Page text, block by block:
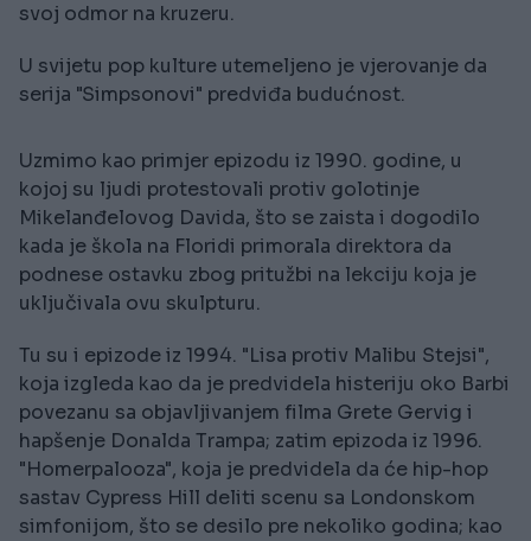
svoj odmor na kruzeru.
U svijetu pop kulture utemeljeno je vjerovanje da
serija "Simpsonovi" predviđa budućnost.
Uzmimo kao primjer epizodu iz 1990. godine, u
kojoj su ljudi protestovali protiv golotinje
Mikelanđelovog Davida, što se zaista i dogodilo
kada je škola na Floridi primorala direktora da
podnese ostavku zbog pritužbi na lekciju koja je
uključivala ovu skulpturu.
Tu su i epizode iz 1994. "Lisa protiv Malibu Stejsi",
koja izgleda kao da je predvidela histeriju oko Barbi
povezanu sa objavljivanjem filma Grete Gervig i
hapšenje Donalda Trampa; zatim epizoda iz 1996.
"Homerpalooza", koja je predvidela da će hip-hop
sastav Cypress Hill deliti scenu sa Londonskom
simfonijom, što se desilo pre nekoliko godina; kao